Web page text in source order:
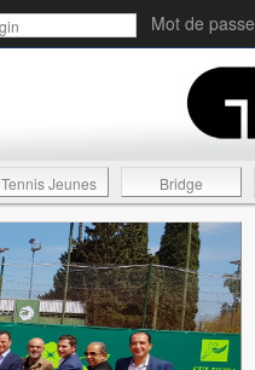
Mot de passe
Tennis Jeunes Bridge